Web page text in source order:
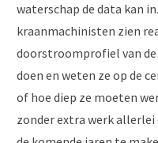
waterschap de data kan
kraanmachinisten zien
doorstroomprofiel van de
doen en weten ze op de
of hoe diep ze moeten
zonder extra werk allerlei